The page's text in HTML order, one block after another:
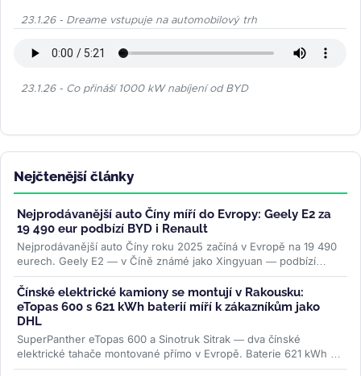
23.1.26 - Dreame vstupuje na automobilový trh
23.1.26 - Co přináší 1000 kW nabíjení od BYD
Nejčtenější články
Nejprodávanější auto Číny míří do Evropy: Geely E2 za
19 490 eur podbízí BYD i Renault
Nejprodávanější auto Číny roku 2025 začíná v Evropě na 19 490
eurech. Geely E2 — v Číně známé jako Xingyuan — podbízí
BYD...>>
Čínské elektrické kamiony se montují v Rakousku:
eTopas 600 s 621 kWh baterií míří k zákazníkům jako
DHL
SuperPanther eTopas 600 a Sinotruk Sitrak — dva čínské
elektrické tahače montované přímo v Evropě. Baterie 621 kWh od
CATL, reálný...>>